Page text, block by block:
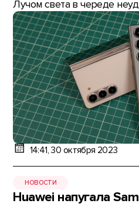
Лучом света в череде неуд
14:41, 30 октября 2023
НОВОСТИ
Huawei напугала